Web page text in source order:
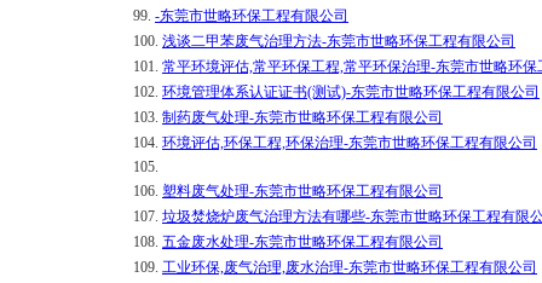
99. -东莞市世略环保工程有限公司
100. 浅谈二甲苯废气治理方法-东莞市世略环保工程有限公司
101. 常平环境评估,常平环保工程,常平环保治理-东莞市世略环保
102. 环境管理体系认证证书(测试)-东莞市世略环保工程有限公司
103. 制药废气处理-东莞市世略环保工程有限公司
104. 环境评估,环保工程,环保治理-东莞市世略环保工程有限公司
105.
106. 塑料废气处理-东莞市世略环保工程有限公司
107. 垃圾焚烧炉废气治理方法有哪些-东莞市世略环保工程有限
108. 五金废水处理-东莞市世略环保工程有限公司
109. 工业环保,废气治理,废水治理-东莞市世略环保工程有限公司